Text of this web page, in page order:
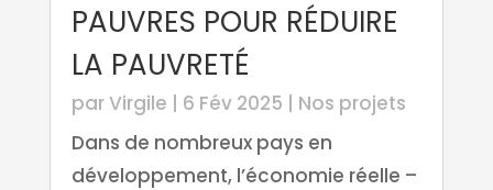
PAUVRES POUR RÉDUIRE
LA PAUVRETÉ
parVirgile | 6 Fév 2025 | Nos projets
Dans de nombreux pays en
développement, l’économie réelle –